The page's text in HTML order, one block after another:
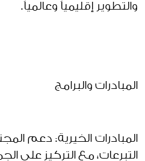
والتطوير إقليمياَ وعالمياَ.
المبادرات والبرامج
المبادرات الخيرية: دعم
التبرعات، مع التركيز على